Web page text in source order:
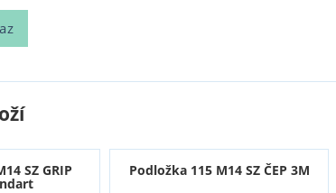
SZ GRIP Podložka 115 M14 SZ ČEP 3M